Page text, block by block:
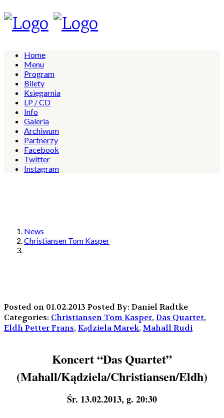
Home
Menu
Program
Bilety
Księgarnia
LP / CD
Info
Galeria
Archiwum
Partnerzy
Facebook
Twitter
Instagram
News
Christiansen Tom Kasper
Posted on 01.02.2013 Posted By: Daniel Radtke
Categories: Christiansen Tom Kasper, Das Quartet,
Eldh Petter Frans, Kądziela Marek, Mahall Rudi
Koncert “Das Quartet”
(Mahall/Kądziela/Christiansen/Eldh)
Śr. 13.02.2013, g. 20:30